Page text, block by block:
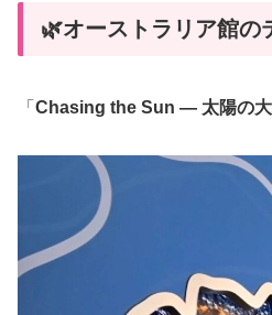
🌿オーストラリア館の
「 Chasing the Sun ― 太陽の